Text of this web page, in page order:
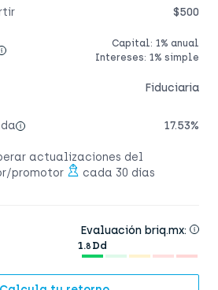
$500
Capital: 1% anual
Intereses: 1% simple
Fiduciaria
17.53%
actualizaciones del
promotor
cada 30 días
Evaluación briq.mx:
1.8 Dd